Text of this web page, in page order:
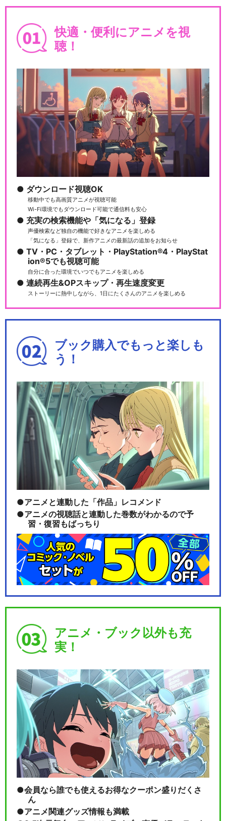
快適・便利にアニメを視
聴！
ダウンロード視聴OK
移動中でも高画質アニメが視聴可能
Wi-Fi環境でもダウンロード可能で通信料も安心
充実の検索機能や「気になる」登録
声優検索など独自の機能で好きなアニメを楽しめる
「気になる」登録で、新作アニメの最新話の追加をお知らせ
TV・PC・タブレット・PlayStation®4・PlayStat
ion®5でも視聴可能
自分に合った環境でいつでもアニメを楽しめる
連続再生&OPスキップ・再生速度変更
ストーリーに熱中しながら、1日にたくさんのアニメを楽しめる
ブック購入でもっと楽しも
う！
アニメと連動した「作品」レコメンド
アニメの視聴話と連動した巻数がわかるので予
習・復習もばっちり
アニメ・ブック以外も充
実！
会員なら誰でも使えるお得なクーポン盛りだくさ
ん
アニメ関連グッズ情報も満載